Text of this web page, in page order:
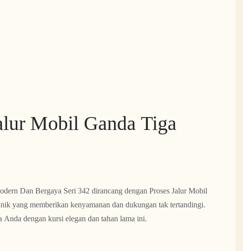
Mobil Ganda Tiga
Dan Bergaya Seri 342 dirancang dengan Proses Jalur Mobil
yang memberikan kenyamanan dan dukungan tak tertandingi.
dengan kursi elegan dan tahan lama ini.